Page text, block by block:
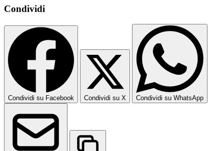
Condividi
Condividi su Facebook Condividi su X Condividi su WhatsApp